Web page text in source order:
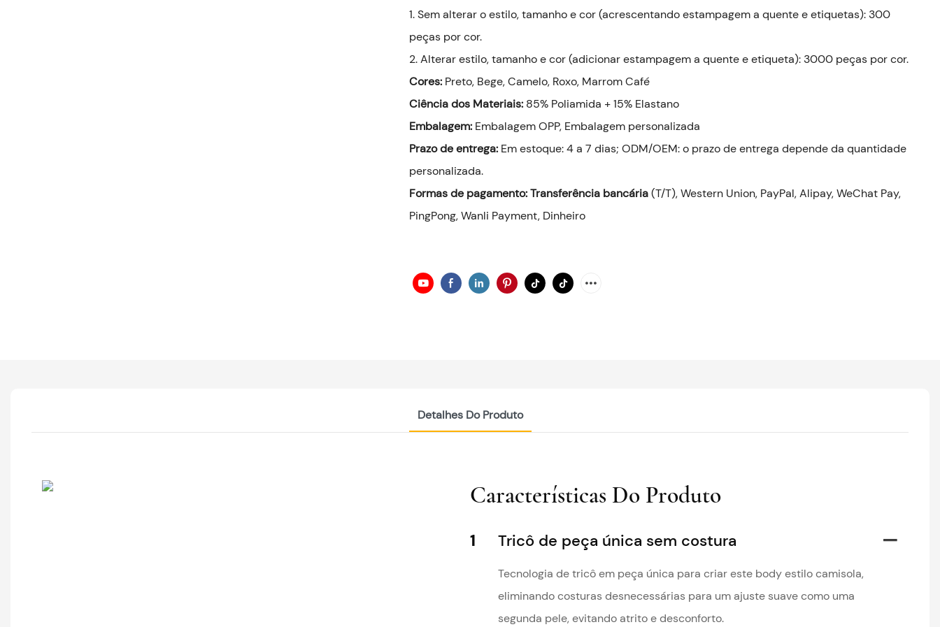
1. Sem alterar o estilo, tamanho e cor (acrescentando estampagem a quente e etiquetas): 300
peças por cor.
2. Alterar estilo, tamanho e cor (adicionar estampagem a quente e etiqueta): 3000 peças por cor.
Cores: Preto, Bege, Camelo, Roxo, Marrom Café
Ciência dos Materiais: 85% Poliamida + 15% Elastano
Embalagem: Embalagem OPP, Embalagem personalizada
Prazo de entrega: Em estoque: 4 a 7 dias; ODM/OEM: o prazo de entrega depende da quantidade
personalizada.
Formas de pagamento: Transferência bancária(T/T), Western Union, PayPal, Alipay, WeChat Pay,
PingPong, Wanli Payment, Dinheiro
Detalhes Do Produto
Características Do Produto
1 Tricô de peça única sem costura
Tecnologia de tricô em peça única para criar este body estilo camisola,
eliminando costuras desnecessárias para um ajuste suave como uma
segunda pele, evitando atrito e desconforto.